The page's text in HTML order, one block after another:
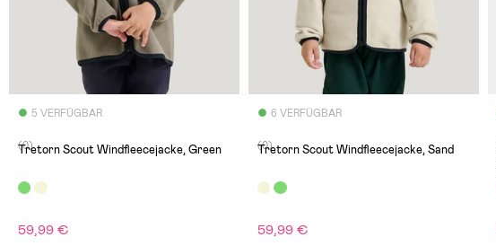
5 VERFÜGBAR
(0)
Tretorn Scout Windfleecejacke, Green
59,99 €
6 VERFÜGBAR
(0)
Tretorn Scout Windfleecejacke, Sand
59,99 €